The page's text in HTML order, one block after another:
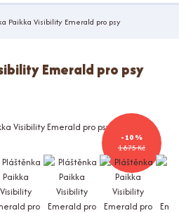
Paikka Visibility Emerald pro psy
Emerald pro psy
1 875 Kč
- 10 %